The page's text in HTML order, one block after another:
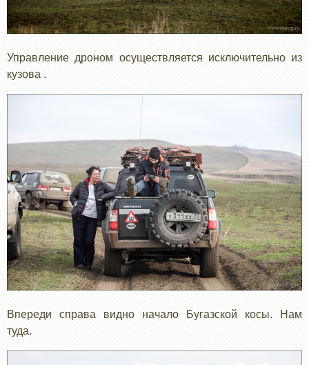
Управление дроном осуществляется исключительно из
кузова .
Впереди справа видно начало Бугазской косы. Нам
туда.